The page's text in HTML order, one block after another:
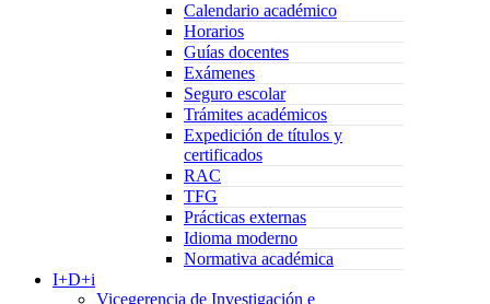
Calendario académico
Horarios
Guías docentes
Exámenes
Seguro escolar
Trámites académicos
Expedición de títulos y
certificados
RAC
TFG
Prácticas externas
Idioma moderno
Normativa académica
I+D+i
Vicegerencia de Investigación e